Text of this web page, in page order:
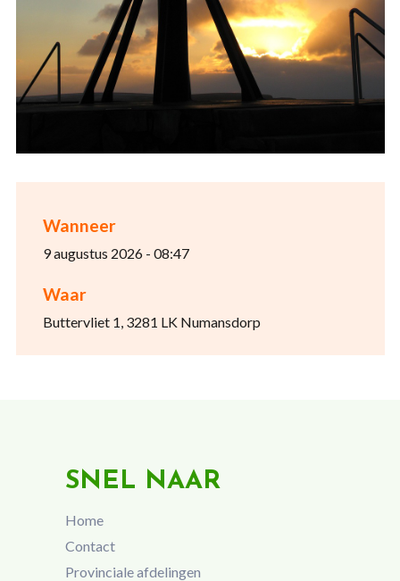
Wanneer
9 augustus 2026 - 08:47
Waar
Buttervliet 1, 3281 LK Numansdorp
SNEL NAAR
Home
Contact
Provinciale afdelingen